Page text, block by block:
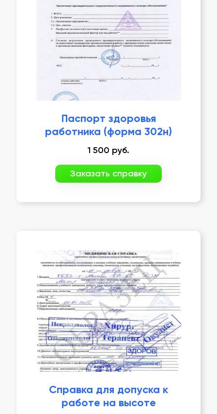
Паспорт здоровья
работника (форма 302н)
1 500 руб.
Заказать справку
Справка для допуска к
работе на высоте